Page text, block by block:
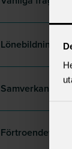
Lönebildning
Samverkan
Förtroendevald